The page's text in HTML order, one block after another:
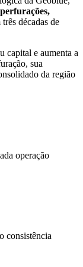
décadas de
capital e aumenta a
sua
da região
operação
consistência